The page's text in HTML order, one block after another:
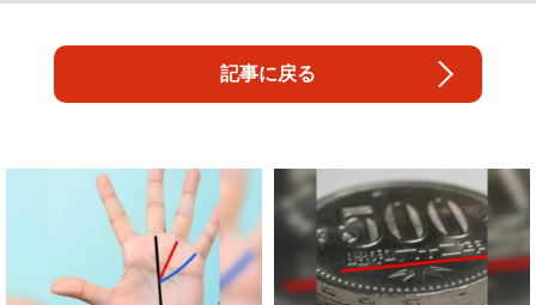
記事に戻る